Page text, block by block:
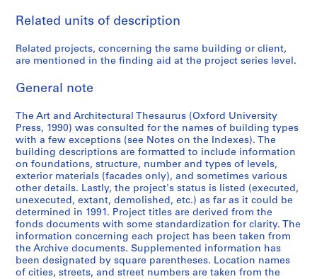
Related units of description
Related projects, concerning the same building or client,
are mentioned in the finding aid at the project series level.
General note
The Art and Architectural Thesaurus (Oxford University
Press, 1990) was consulted for the names of building types
with a few exceptions (see Notes on the Indexes). The
building descriptions are formatted to include information
on foundations, structure, number and types of levels,
exterior materials (facades only), and sometimes various
other details. Lastly, the project's status is listed (executed,
unexecuted, extant, demolished, etc.) as far as it could be
determined in 1991. Project titles are derived from the
fonds documents with some standardization for clarity. The
information concerning each project has been taken from
the Archive documents. Supplemented information has
been designated by square parentheses. Location names
of cities, streets, and street numbers are taken from the